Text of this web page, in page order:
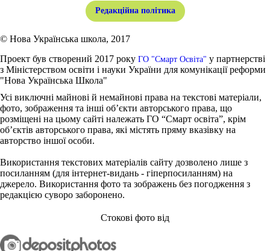
Редакційна політика
© Нова Українська школа, 2017
Проект був створений 2017 року ГО "Смарт Освіта" у партнерстві
з Міністерством освіти і науки України для комунікації реформи
"Нова Українська Школа"
Усі виключні майнові й немайнові права на текстові матеріали,
фото, зображення та інші об’єкти авторського права, що
розміщені на цьому сайті належать ГО “Смарт освіта”, крім
об’єктів авторського права, які містять пряму вказівку на
авторство іншої особи.
Використання текстових матеріалів сайту дозволено лише з
посиланням (для інтернет-видань - гіперпосиланням) на
джерело. Використання фото та зображень без погодження з
редакцією суворо заборонено.
Стокові фото від